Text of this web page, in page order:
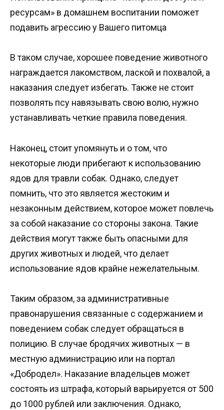
ресурсам» в домашнем воспитании поможет
подавить агрессию у Вашего питомца
В таком случае, хорошее поведение животного
награждается лакомством, лаской и похвалой, а
наказания следует избегать. Также не стоит
позволять псу навязывать свою волю, нужно
устанавливать четкие правила поведения.
Наконец, стоит упомянуть и о том, что
некоторые люди прибегают к использованию
ядов для травли собак. Однако, следует
помнить, что это является жестоким и
незаконным действием, которое может повлечь
за собой наказание со стороны закона. Такие
действия могут также быть опасными для
других животных и людей, что делает
использование ядов крайне нежелательным.
Таким образом, за административные
правонарушения связанные с содержанием и
поведением собак следует обращаться в
полицию. В случае бродячих животных — в
местную администрацию или на портал
«Добродел». Наказание владельцев может
состоять из штрафа, который варьируется от 500
до 1000 рублей или заключения. Однако,